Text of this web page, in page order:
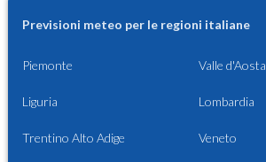
Previsioni meteo per le regioni italiane
Piemonte Valle d'Aosta
Liguria Lombardia
Trentino Alto Adige Veneto